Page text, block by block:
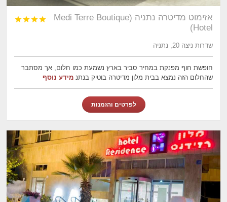
אזימוט מדיטרה נתניה (Medi Terre Boutique
Hotel)




שדרות ניצה 20, נתניה
חופשת חוף מפנקת במחיר סביר בארץ נשמעת כמו חלום, אך מסתבר
שהחלום הזה נמצא בבית מלון מדיטרה בוטיק בנתנמידע נוסף
לפרטים והזמנות